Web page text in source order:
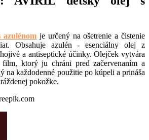
je určený na ošetrenie a čistenie
Obsahuje azulén - esenciálny olej z
a antiseptické účinky. Olejček vytvára
ktorý ju chráni pred začervenaním a
na každodenné použitie po kúpeli a prináša
pokožke.